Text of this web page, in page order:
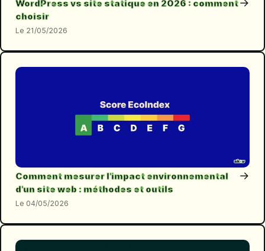
WordPress vs site statique en 2026 : comment
choisir
21/05/2026
Comment mesurer l'impact environnemental
d'un site web : méthodes et outils
→
04/05/2026